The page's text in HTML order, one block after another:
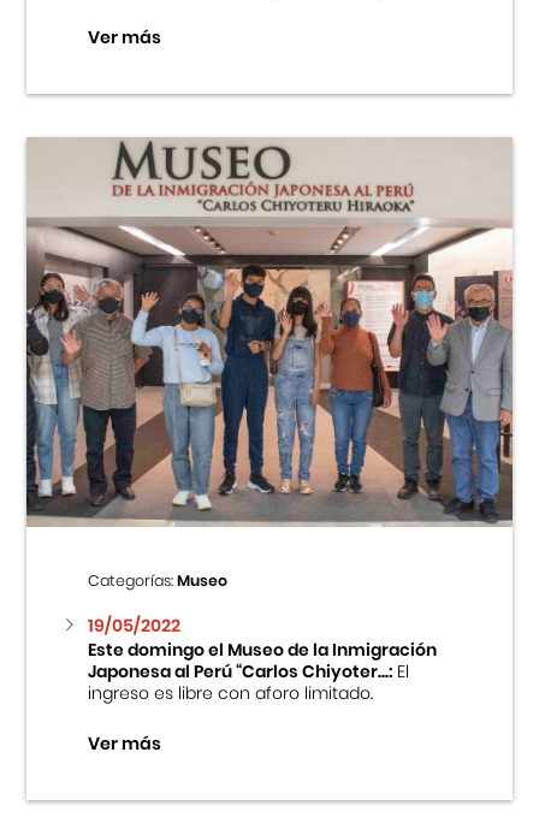
Ver más
Categorías:Museo
19/05/2022
Este domingo el Museo de la Inmigración
Japonesa al Perú “Carlos Chiyoter...:El
ingreso es libre con aforo limitado.
Ver más